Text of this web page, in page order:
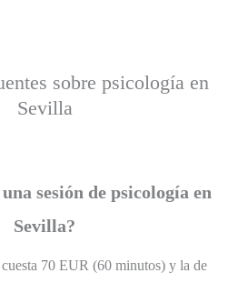
sobre psicología en
Sevilla
una sesión de psicología en
Sevilla?
cuesta 70 EUR (60 minutos) y la de